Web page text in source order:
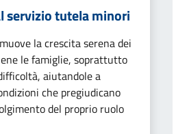
servizio tutela minori
la crescita serena dei
le famiglie, soprattutto
aiutandole a
che pregiudicano
del proprio ruolo